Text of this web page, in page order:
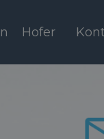
Hofer